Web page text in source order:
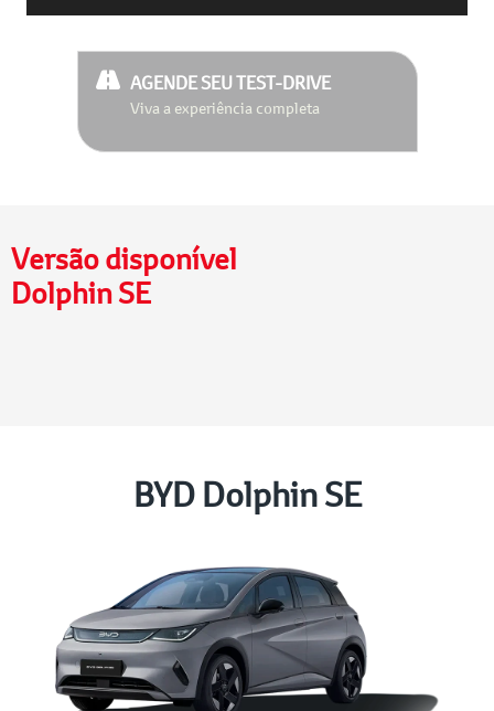
AGENDE SEU TEST-DRIVE
Viva a experiência completa
Versão disponível
Dolphin SE
BYD Dolphin SE